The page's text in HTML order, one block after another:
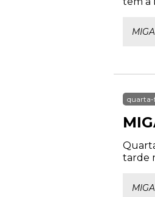
quarta-
tarde